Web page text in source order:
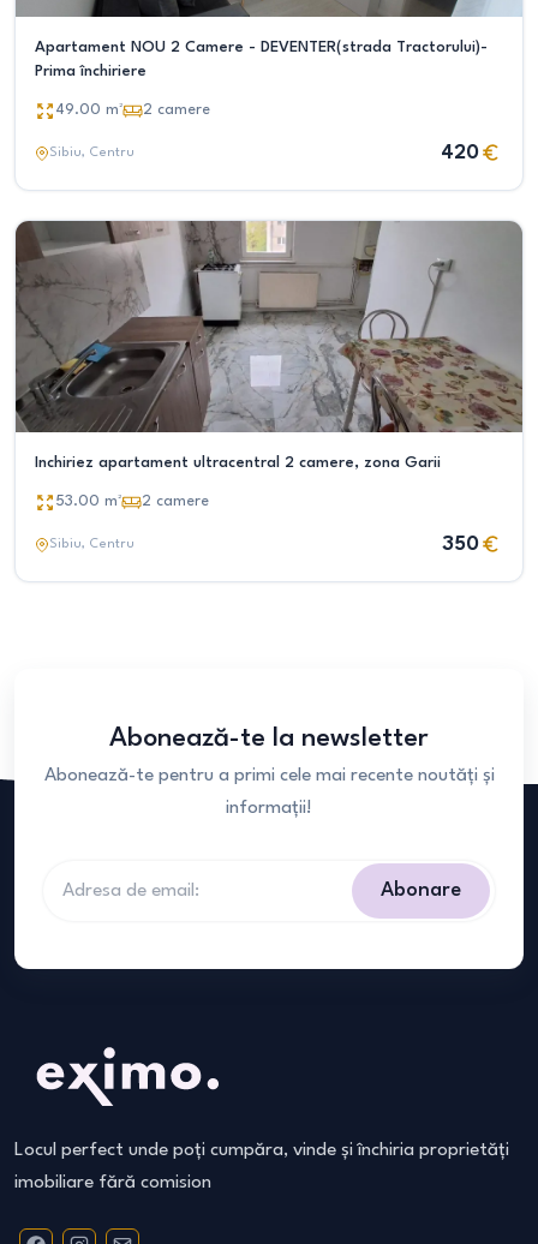
Apartament NOU 2 Camere - DEVENTER(strada Tractorului)-
Prima închiriere
49.00 m² 2 camere
Sibiu, Centru 420
Inchiriez apartament ultracentral 2 camere, zona Garii
53.00 m² 2 camere
Sibiu, Centru 350
Abonează-te la newsletter
Abonează-te pentru a primi cele mai recente noutăți și
informații!
Abonare
Locul perfect unde poți cumpăra, vinde și închiria proprietăți
imobiliare fără comision